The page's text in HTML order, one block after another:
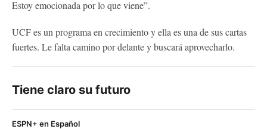
Estoy emocionada por lo que viene”.
UCF es un programa en crecimiento y ella es una de sus cartas
fuertes. Le falta camino por delante y buscará aprovecharlo.
Tiene claro su futuro
ESPN+ en Español